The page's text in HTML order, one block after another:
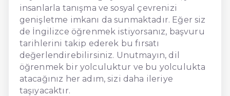
insanlarla tanışma ve sosyal çevrenizi
genişletme imkanı da sunmaktadır. Eğer siz
de İngilizce öğrenmek istiyorsanız, başvuru
tarihlerini takip ederek bu fırsatı
değerlendirebilirsiniz. Unutmayın, dil
öğrenmek bir yolculuktur ve bu yolculukta
atacağınız her adım, sizi daha ileriye
taşıyacaktır.